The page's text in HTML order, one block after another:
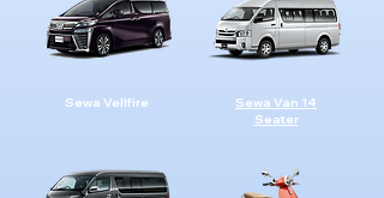
Sewa Vellfire
Sewa Van 14
Seater